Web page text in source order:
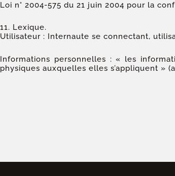
Loi n° 2004-575 du 21 juin 2004 pour la
11. Lexique.
Utilisateur : Internaute se connectant,
Informations personnelles : « les
physiques auxquelles elles s’appliquent »